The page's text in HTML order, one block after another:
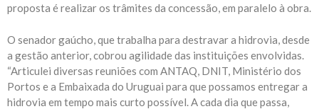
proposta é realizar os trâmites da concessão, em paralelo à obra.
O senador gaúcho, que trabalha para destravar a hidrovia, desde
a gestão anterior, cobrou agilidade das instituições envolvidas.
“Articulei diversas reuniões com ANTAQ, DNIT, Ministério dos
Portos e a Embaixada do Uruguai para que possamos entregar a
hidrovia em tempo mais curto possível. A cada dia que passa,